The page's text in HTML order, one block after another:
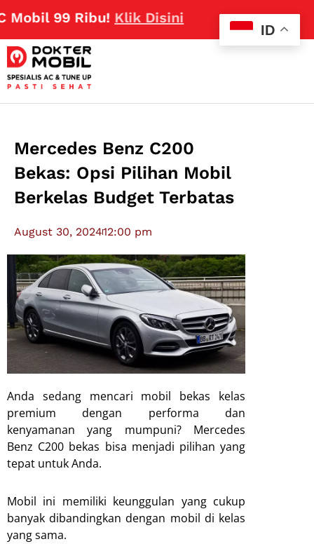
Ribu!Klik Disini
Mercedes Benz C200
Bekas: Opsi Pilihan Mobil
Berkelas Budget Terbatas
August 30, 202412:00 pm
Anda sedang mencari mobil bekas kelas
premium dengan performa dan
kenyamanan yang mumpuni? Mercedes
Benz C200 bekas bisa menjadi pilihan yang
tepat untuk Anda.
Mobil ini memiliki keunggulan yang cukup
banyak dibandingkan dengan mobil di kelas
yang sama.
ID